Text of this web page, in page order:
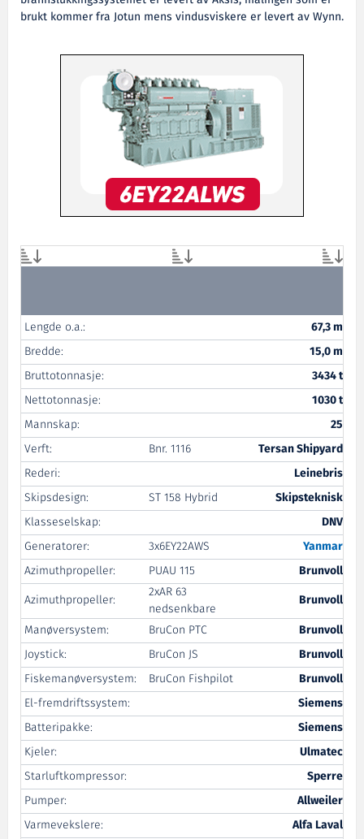
brukt kommer fra Jotun mens vindusviskere er levert av Wynn.
Lengde o.a.:
67,3 m
Bredde:
15,0 m
Bruttotonnasje:
3434 t
Nettotonnasje:
1030 t
Mannskap:
25
Verft:
Bnr. 1116
Tersan Shipyard
Rederi:
Leinebris
Skipsdesign:
ST 158 Hybrid
Skipsteknisk
Klasseselskap:
DNV
Generatorer:
3x6EY22AWS
Yanmar
Azimuthpropeller:
PUAU 115
Brunvoll
Azimuthpropeller:
2xAR 63
nedsenkbare
Brunvoll
Manøversystem:
BruCon PTC
Brunvoll
Joystick:
BruCon JS
Brunvoll
Fiskemanøversystem:
BruCon Fishpilot
Brunvoll
El-fremdriftssystem:
Siemens
Batteripakke:
Siemens
Kjeler:
Ulmatec
Starluftkompressor:
Sperre
Pumper:
Allweiler
Varmevekslere:
Alfa Laval